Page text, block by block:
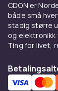
CDON er
både små
stadig større
og
Ting for livet,